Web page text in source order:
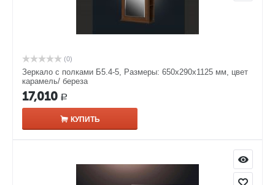
(0)
Зеркало с полками Б5.4-5, Размеры: 650х290х1125 мм, цвет
карамель/ береза
17,010 Р
КУПИТЬ